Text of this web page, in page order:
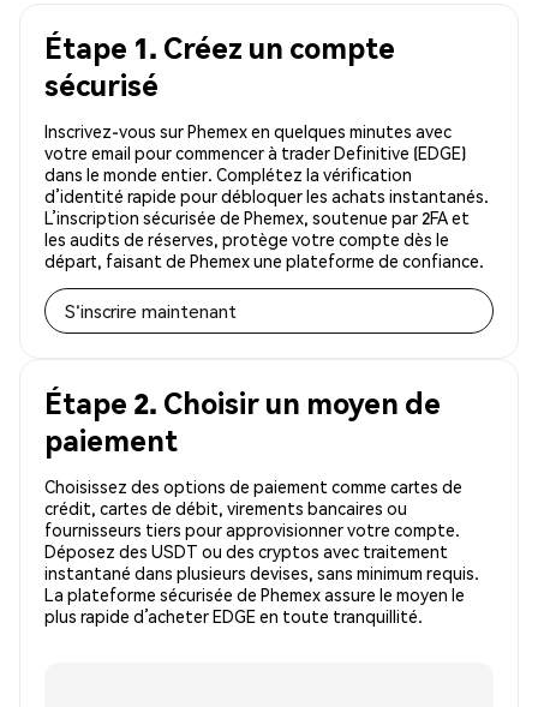
Étape 1. Créez un compte
sécurisé
Inscrivez-vous sur Phemex en quelques minutes avec
votre email pour commencer à trader Definitive (EDGE)
dans le monde entier. Complétez la vérification
d’identité rapide pour débloquer les achats instantanés.
L’inscription sécurisée de Phemex, soutenue par 2FA et
les audits de réserves, protège votre compte dès le
départ, faisant de Phemex une plateforme de confiance.
S'inscrire maintenant
Étape 2. Choisir un moyen de
paiement
Choisissez des options de paiement comme cartes de
crédit, cartes de débit, virements bancaires ou
fournisseurs tiers pour approvisionner votre compte.
Déposez des USDT ou des cryptos avec traitement
instantané dans plusieurs devises, sans minimum requis.
La plateforme sécurisée de Phemex assure le moyen le
plus rapide d’acheter EDGE en toute tranquillité.